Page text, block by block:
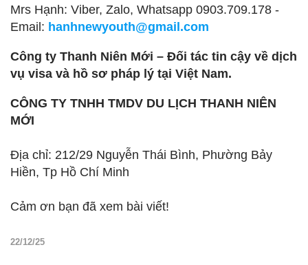
Mrs Hạnh: Viber, Zalo, Whatsapp 0903.709.178 -
Email: hanhnewyouth@gmail.com
Công ty Thanh Niên Mới – Đối tác tin cậy về dịch
vụ visa và hồ sơ pháp lý tại Việt Nam.
CÔNG TY TNHH TMDV DU LỊCH THANH NIÊN
MỚI
Địa chỉ: 212/29 Nguyễn Thái Bình, Phường Bảy
Hiền, Tp Hồ Chí Minh
Cảm ơn bạn đã xem bài viết!
22/12/25